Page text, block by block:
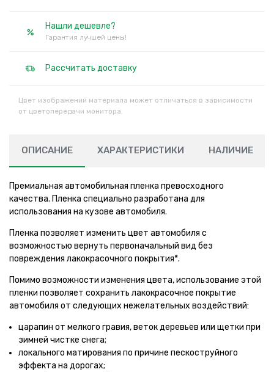
Нашли дешевле?
Гарантия лучшей цены!
Рассчитать доставку
Цвет изображений материала может отличаться в зависимости
от цветопередачи монитора.
ОПИСАНИЕ ХАРАКТЕРИСТИКИ НАЛИЧИЕ
Премиальная автомобильная пленка превосходного
качества. Пленка специально разработана для
использования на кузове автомобиля.
Пленка позволяет изменить цвет автомобиля с
возможностью вернуть первоначальный вид без
повреждения лакокрасочного покрытия*.
Помимо возможности изменения цвета, использование этой
пленки позволяет сохранить лакокрасочное покрытие
автомобиля от следующих нежелательных воздействий:
царапин от мелкого гравия, веток деревьев или щетки при
зимней чистке снега;
локального матирования по причине пескоструйного
эффекта на дорогах;